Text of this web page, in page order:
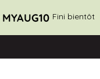
MYAUG10 Fini bientôt